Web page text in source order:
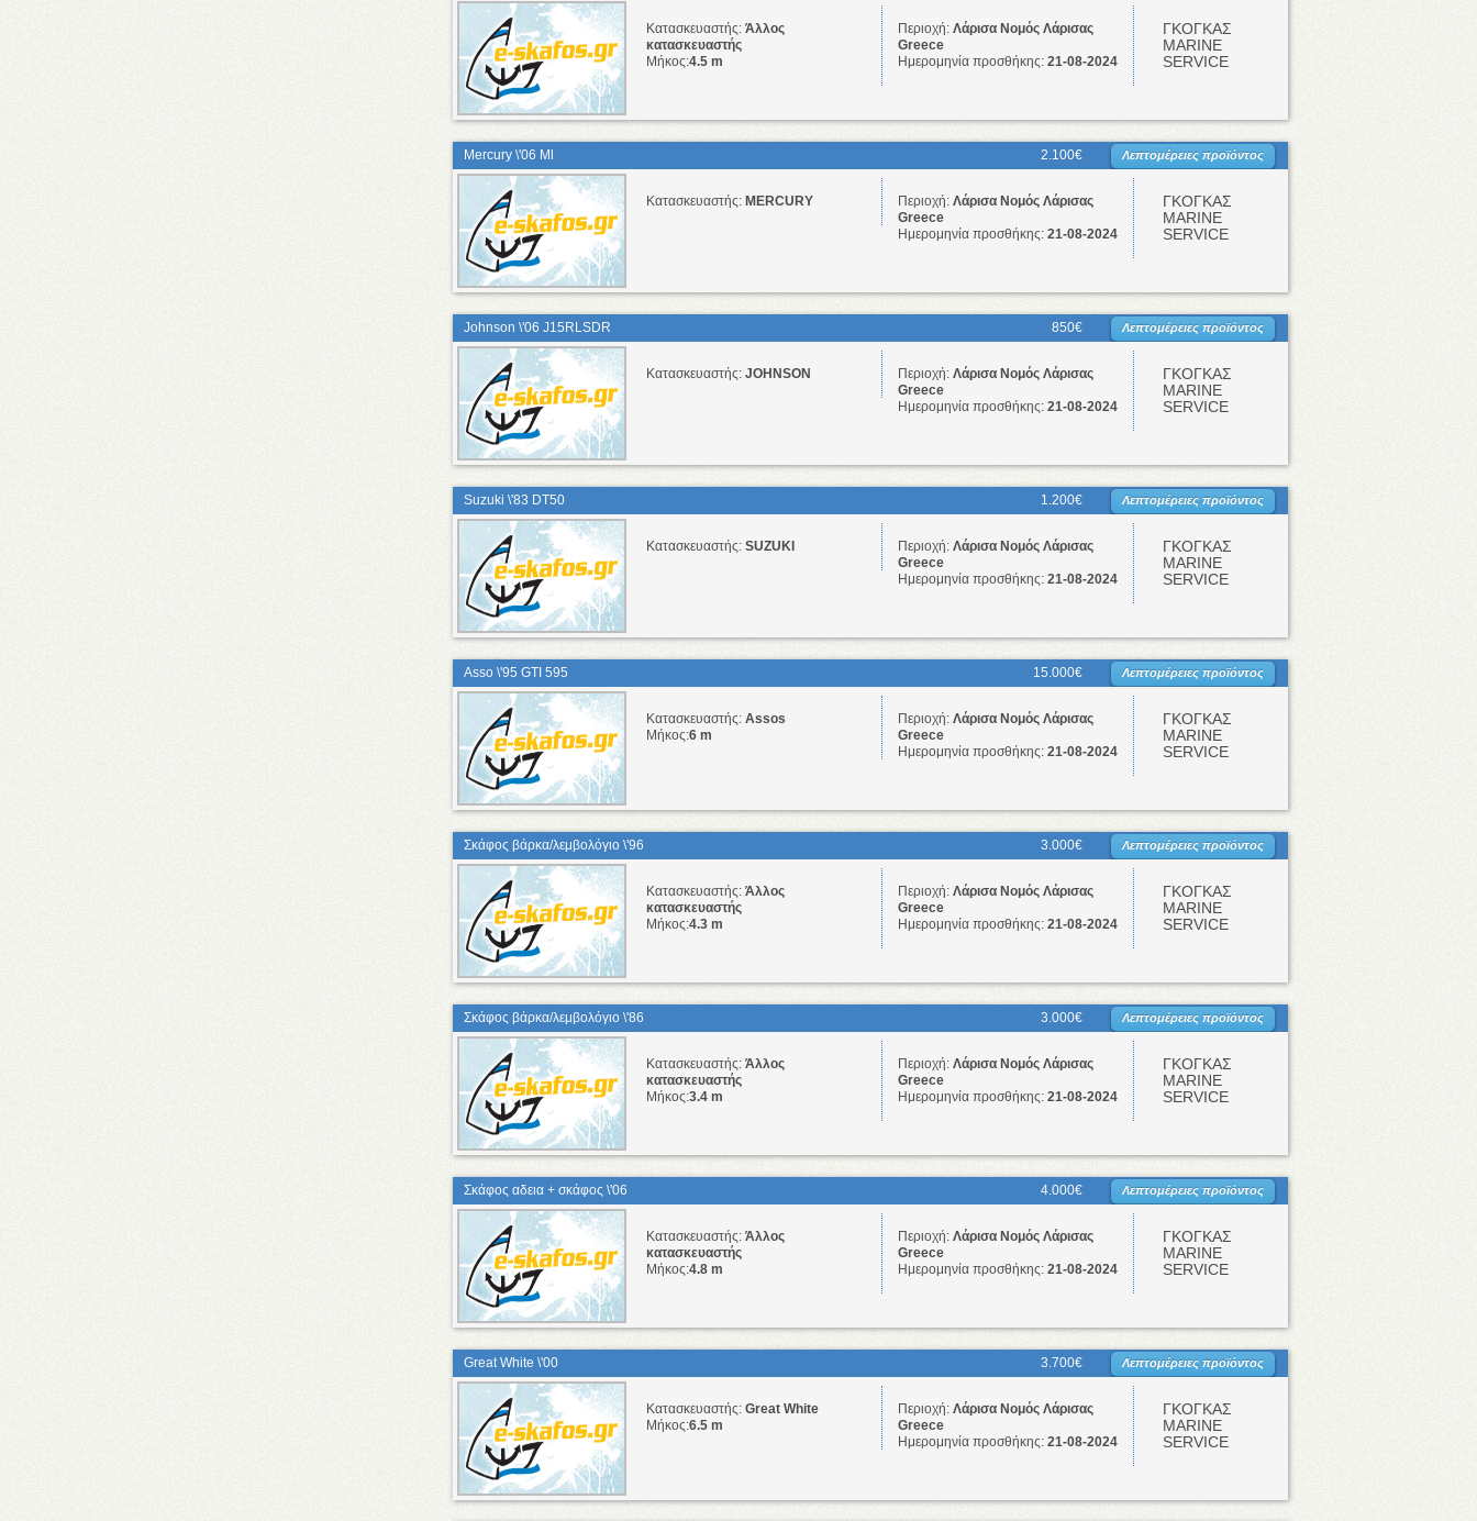
Κατασκευαστής: Άλλος
κατασκευαστής
Μήκος:4.5 m
Περιοχή: Λάρισα Νομός Λάρισας
Greece
Ημερομηνία προσθήκης: 21-08-2024
ΓΚΟΓΚΑΣ
ΜΑRINE
SERVICE
Mercury \'06 Ml 2.100€ Λεπτομέρειες προϊόντος
Κατασκευαστής: MERCURY Περιοχή: Λάρισα Νομός Λάρισας
Greece
Ημερομηνία προσθήκης: 21-08-2024
ΓΚΟΓΚΑΣ
ΜΑRINE
SERVICE
Johnson \'06 J15RLSDR 850€ Λεπτομέρειες προϊόντος
Κατασκευαστής: JOHNSON Περιοχή: Λάρισα Νομός Λάρισας
Greece
Ημερομηνία προσθήκης: 21-08-2024
ΓΚΟΓΚΑΣ
ΜΑRINE
SERVICE
Suzuki \'83 DT50 1.200€ Λεπτομέρειες προϊόντος
Κατασκευαστής: SUZUKI Περιοχή: Λάρισα Νομός Λάρισας
Greece
Ημερομηνία προσθήκης: 21-08-2024
ΓΚΟΓΚΑΣ
ΜΑRINE
SERVICE
Asso \'95 GTI 595 15.000€ Λεπτομέρειες προϊόντος
Κατασκευαστής: Assos
Μήκος:6 m
Περιοχή: Λάρισα Νομός Λάρισας
Greece
Ημερομηνία προσθήκης: 21-08-2024
ΓΚΟΓΚΑΣ
ΜΑRINE
SERVICE
Σκάφος βάρκα/λεμβολόγιο \'96 3.000€ Λεπτομέρειες προϊόντος
Κατασκευαστής: Άλλος
κατασκευαστής
Μήκος:4.3 m
Περιοχή: Λάρισα Νομός Λάρισας
Greece
Ημερομηνία προσθήκης: 21-08-2024
ΓΚΟΓΚΑΣ
ΜΑRINE
SERVICE
Σκάφος βάρκα/λεμβολόγιo \'86 3.000€ Λεπτομέρειες προϊόντος
Κατασκευαστής: Άλλος
κατασκευαστής
Μήκος:3.4 m
Περιοχή: Λάρισα Νομός Λάρισας
Greece
Ημερομηνία προσθήκης: 21-08-2024
ΓΚΟΓΚΑΣ
ΜΑRINE
SERVICE
Σκάφος αδεια + σκάφος \'06 4.000€ Λεπτομέρειες προϊόντος
Κατασκευαστής: Άλλος
κατασκευαστής
Μήκος:4.8 m
Περιοχή: Λάρισα Νομός Λάρισας
Greece
Ημερομηνία προσθήκης: 21-08-2024
ΓΚΟΓΚΑΣ
ΜΑRINE
SERVICE
Great White \'00 3.700€ Λεπτομέρειες προϊόντος
Κατασκευαστής: Great White
Μήκος:6.5 m
Περιοχή: Λάρισα Νομός Λάρισας
Greece
Ημερομηνία προσθήκης: 21-08-2024
ΓΚΟΓΚΑΣ
ΜΑRINE
SERVICE